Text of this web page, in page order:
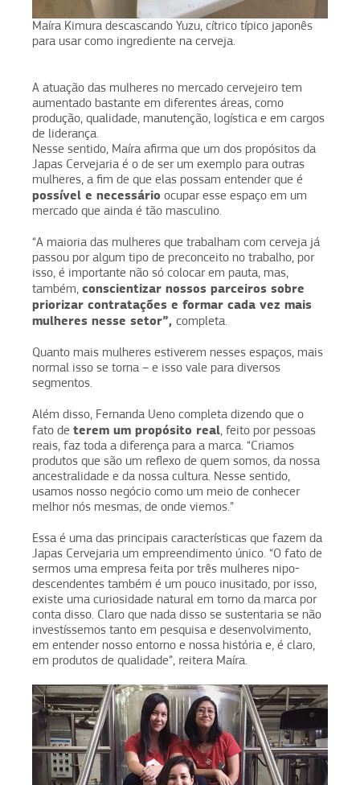
Maíra Kimura descascando Yuzu, cítrico típico japonês
para usar como ingrediente na cerveja.
A atuação das mulheres no mercado cervejeiro tem
aumentado bastante em diferentes áreas, como
produção, qualidade, manutenção, logística e em cargos
de liderança.
Nesse sentido, Maíra afirma que um dos propósitos da
Japas Cervejaria é o de ser um exemplo para outras
mulheres, a fim de que elas possam entender que é
possível e necessário ocupar esse espaço em um
mercado que ainda é tão masculino.
“A maioria das mulheres que trabalham com cerveja já
passou por algum tipo de preconceito no trabalho, por
isso, é importante não só colocar em pauta, mas,
também, conscientizar nossos parceiros sobre
priorizar contratações e formar cada vez mais
mulheres nesse setor”, completa.
Quanto mais mulheres estiverem nesses espaços, mais
normal isso se torna – e isso vale para diversos
segmentos.
Além disso, Fernanda Ueno completa dizendo que o
fato de terem um propósito real, feito por pessoas
reais, faz toda a diferença para a marca. “Criamos
produtos que são um reflexo de quem somos, da nossa
ancestralidade e da nossa cultura. Nesse sentido,
usamos nosso negócio como um meio de conhecer
melhor nós mesmas, de onde viemos.”
Essa é uma das principais características que fazem da
Japas Cervejaria um empreendimento único. “O fato de
sermos uma empresa feita por três mulheres nipo-
descendentes também é um pouco inusitado, por isso,
existe uma curiosidade natural em torno da marca por
conta disso. Claro que nada disso se sustentaria se não
investíssemos tanto em pesquisa e desenvolvimento,
em entender nosso entorno e nossa história e, é claro,
em produtos de qualidade”, reitera Maíra.